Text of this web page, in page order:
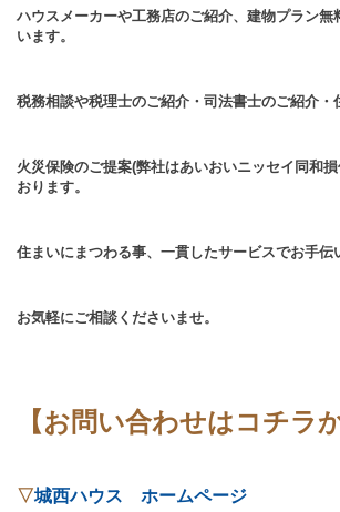
ハウスメーカーや工務店のご紹介、建物プラン無
います。
税務相談や税理士のご紹介・司法書士のご紹介・
火災保険のご提案(弊社はあいおいニッセイ同和
おります。
住まいにまつわる事、一貫したサービスでお手伝
お気軽にご相談くださいませ。
【お問い合わせはコチラ
▽城西ハウス ホームページ